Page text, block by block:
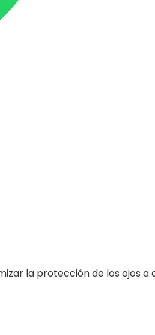
la protección de los ojos a